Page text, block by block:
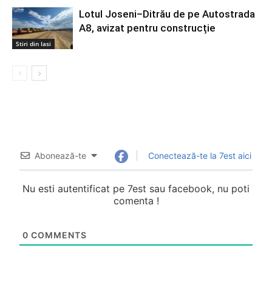
Stiri din Iasi
Lotul Joseni–Ditrău de pe Autostrada
A8, avizat pentru construcție
Abonează-te Conectează-te la 7est aici
Nu esti autentificat pe 7est sau facebook, nu poti
comenta !
0 COMMENTS